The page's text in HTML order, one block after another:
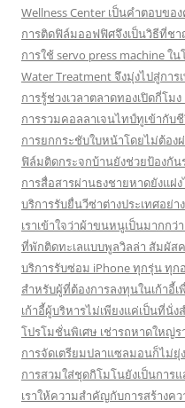
Wellness Center เป็นคำตอบข
การติดฟิล์มออฟฟิศจึงเป็นวิธีที่ช
การใช้ servo press machine ใ
Water Treatment จึงมุ่งไปสู่กา
การรู้ช่วงเวลาตลาดทองเปิดกี่โม
การรวมคอลลาเจนไทป์ทูเข้ากับ
การยกกระชับใบหน้าโดยไม่ต้อ
ฟิล์มติดกระจกบ้านยังช่วยป้องกั
การสื่อสารผ่านธงชายหาดยังแฝ
บริการรับยื่นวีซ่าต่างประเทศอย่า
เราเข้าใจว่าผ้าขนหนูเป็นมากกว่
ที่พักติดทะเลแบบพูลวิลล่า สัมผัส
บริการรับซ่อม iPhone ทุกรุ่น ทุก
สำหรับผู้ที่ต้องการลงทุนในเก้าอี้
เก้าอี้ผู้บริหารไม่เพียงแค่เป็นที่นั่
โปรโมชั่นพิเศษ เช่ารถหาดใหญ่
การจัดเตรียมปลาแซลมอนก็ไม่ยุ่
การสวมใส่ชุดกิโมโนยังเป็นการ
เราให้ความสำคัญกับการสร้างค